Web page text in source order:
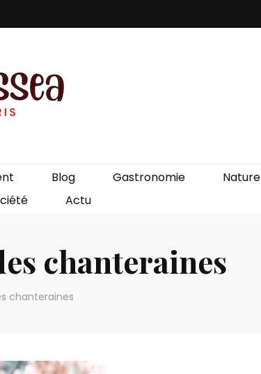
Blog Gastronomie Nature
Actu
chanteraines
chanteraines